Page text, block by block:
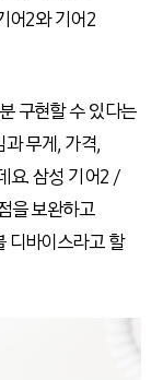
어2와 기어2
구현할 수 있다는
무게, 가격,
요. 삼성 기어2 /
을 보완하고
디바이스라고 할